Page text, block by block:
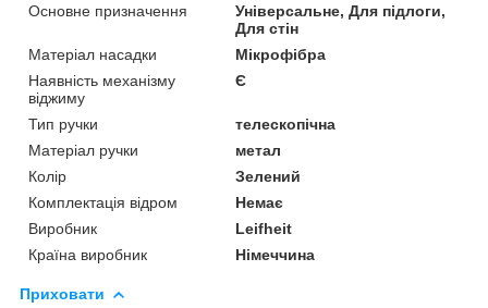
Основне призначення
Універсальне, Для підлоги,
Для стін
Матеріал насадки
Мікрофібра
Наявність механізму
віджиму
Є
Тип ручки
телескопічна
Матеріал ручки
метал
Колір
Зелений
Комплектація відром
Немає
Виробник
Leifheit
Країна виробник
Німеччина
Приховати